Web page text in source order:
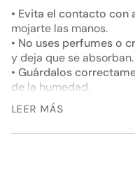
}}",
de
quantity
}}",
de
• Evita el contacto con
mojarte las manos.
• No uses perfumes o
y deja que se absorban.
• Guárdalos
de la humedad.
•Límpialos suavemente:
agresivos.
•No duermas con ellos:
LEER MÁS